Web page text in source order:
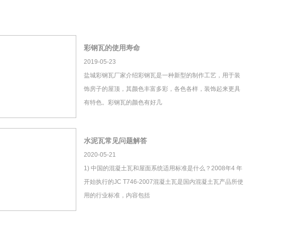
彩钢瓦的使用寿命
2019-05-23
盐城彩钢瓦厂家介绍彩钢瓦是一种新型的制作工艺，用于装
饰房子的屋顶，其颜色丰富多彩，各色各样，装饰起来更具
有特色。彩钢瓦的颜色有好几
水泥瓦常见问题解答
2020-05-21
1) 中国的混凝土瓦和屋面系统适用标准是什么？2008年4 年
开始执行的JC T746-2007混凝土瓦是国内混凝土瓦产品所使
用的行业标准，内容包括